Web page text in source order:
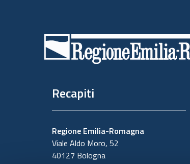
Recapiti
Regione Emilia-Romagna
Viale Aldo Moro, 52
40127 Bologna